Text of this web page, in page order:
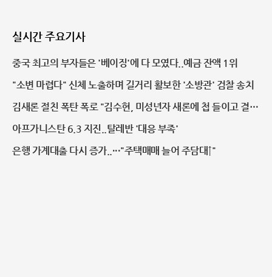
실시간 주요기사
중국 최고의 부자들은 '베이징'에 다 모였다..예금 잔액 1위
"소변 마렵다" 신체 노출하며 길거리 활보한 '소방관' 검찰 송치
김새론 절친 폭탄 폭로 "김수현, 미성년자 새론에 첩 들이고 결혼
약속만 반복"
아프가니스탄 6.3 지진..탈레반 '대응 부족'
은행 가계대출 다시 증가..···"주택매매 늘어 주담대↑"